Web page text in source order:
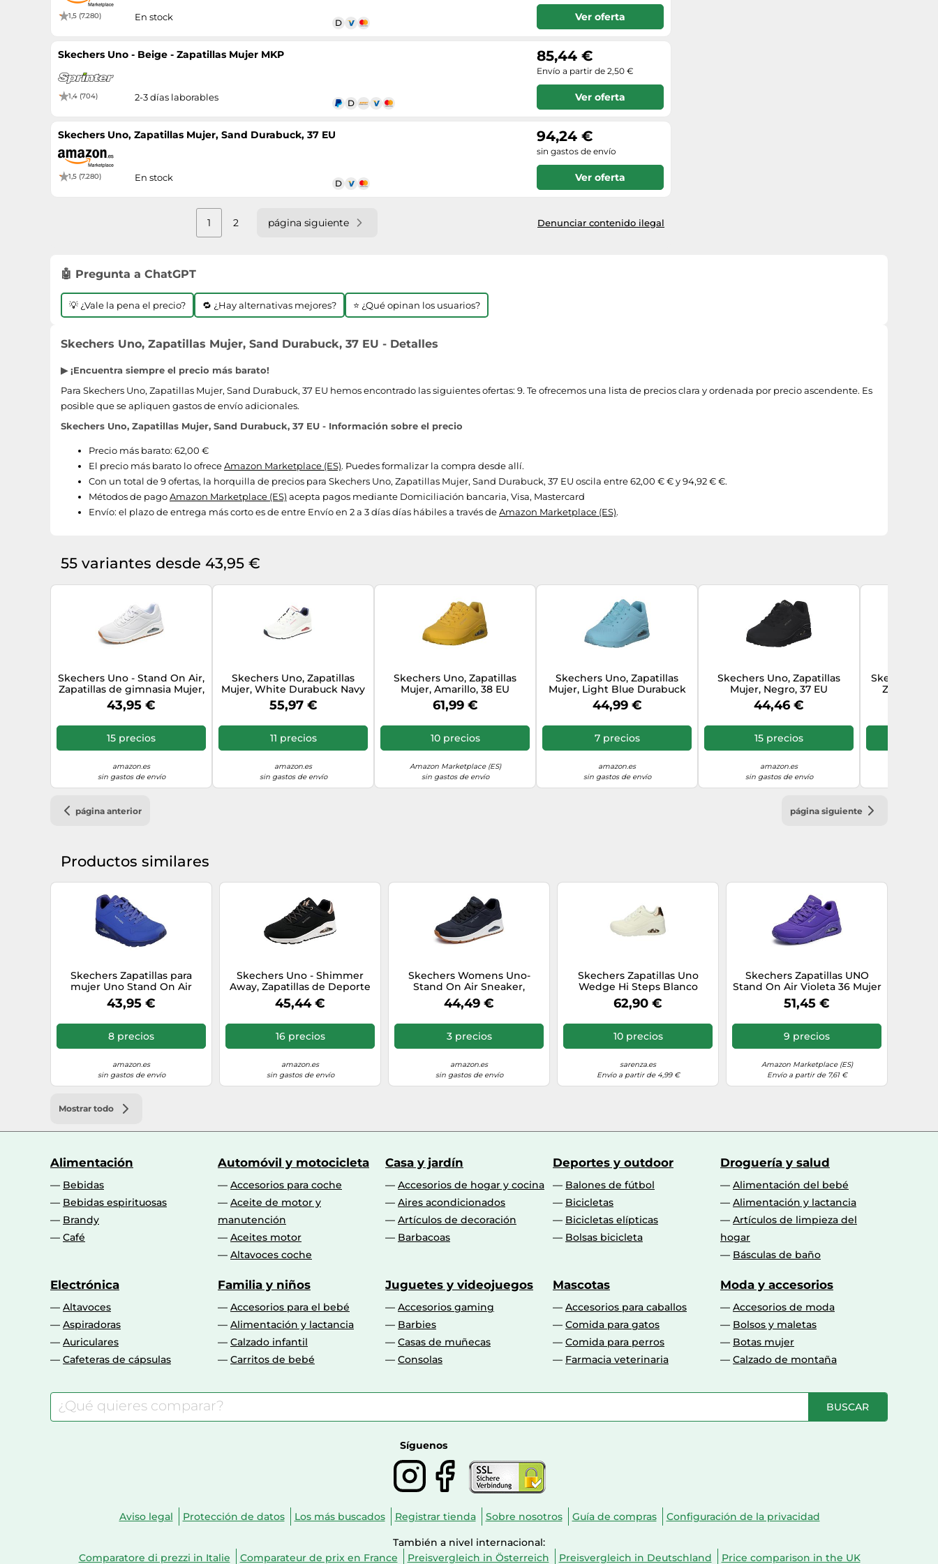
1,5 (7.280) En stock Ver oferta
Skechers Uno - Beige - Zapatillas Mujer MKP
1,4 (704) 2-3 días laborables
85,44 €
Envío a partir de 2,50 €
Ver oferta
Skechers Uno, Zapatillas Mujer, Sand Durabuck, 37 EU
1,5 (7.280) En stock
94,24 €
sin gastos de envío
Ver oferta
1 2 página siguiente Denunciar contenido ilegal
🤖 Pregunta a ChatGPT
💡 ¿Vale la pena el precio? 🔁 ¿Hay alternativas mejores? ⭐ ¿Qué opinan los usuarios?
Skechers Uno, Zapatillas Mujer, Sand Durabuck, 37 EU - Detalles
▶ ¡Encuentra siempre el precio más barato!
Para Skechers Uno, Zapatillas Mujer, Sand Durabuck, 37 EU hemos encontrado las siguientes ofertas: 9. Te ofrecemos una lista de precios clara y ordenada por precio ascendente. Es
posible que se apliquen gastos de envío adicionales.
Skechers Uno, Zapatillas Mujer, Sand Durabuck, 37 EU - Información sobre el precio
Precio más barato: 62,00 €
El precio más barato lo ofreceAmazon Marketplace (ES). Puedes formalizar la compra desde allí.
Con un total de 9 ofertas, la horquilla de precios para Skechers Uno, Zapatillas Mujer, Sand Durabuck, 37 EU oscila entre 62,00 € € y 94,92 € €.
Métodos de pagoAmazon Marketplace (ES) acepta pagos mediante Domiciliación bancaria, Visa, Mastercard
Envío: el plazo de entrega más corto es de entre Envío en 2 a 3 días días hábiles a través deAmazon Marketplace (ES).
55 variantes desde 43,95 €
Skechers Uno - Stand On Air,
Zapatillas de gimnasia Mujer,
White Snow Flakes, 38 EU
43,95 €
15 precios
amazon.es
sin gastos de envío
Skechers Uno, Zapatillas
Mujer, White Durabuck Navy
Red Trim, 37 EU
55,97 €
11 precios
amazon.es
sin gastos de envío
Skechers Uno, Zapatillas
Mujer, Amarillo, 38 EU
61,99 €
10 precios
Amazon Marketplace (ES)
sin gastos de envío
Skechers Uno, Zapatillas
Mujer, Light Blue Durabuck
Mesh, 37 EU
44,99 €
7 precios
amazon.es
sin gastos de envío
Skechers Uno, Zapatillas
Mujer, Negro, 37 EU
44,46 €
15 precios
amazon.es
sin gastos de envío
Skechers
Zapatillas
página anterior página siguiente
Productos similares
Skechers Zapatillas para
mujer Uno Stand On Air
Durabuck y malla Marina
Militar 41 EU
43,95 €
8 precios
amazon.es
sin gastos de envío
Skechers Uno - Shimmer
Away, Zapatillas de Deporte
Mujer, Black Durabuck Rose
Gold Duraleather Trim, 40 EU
45,44 €
16 precios
amazon.es
sin gastos de envío
Skechers Womens Uno-
Stand On Air Sneaker,
Zapatillas de Gimnasia Mujer,
Negro Blanco, 38.5 EU
44,49 €
3 precios
amazon.es
sin gastos de envío
Skechers Zapatillas Uno
Wedge Hi Steps Blanco
62,90 €
10 precios
sarenza.es
Envío a partir de 4,99 €
Skechers Zapatillas UNO
Stand On Air Violeta 36 Mujer
51,45 €
9 precios
Amazon Marketplace (ES)
Envío a partir de 7,61 €
Mostrar todo
Alimentación
Bebidas
Bebidas espirituosas
Brandy
Café
Automóvil y motocicleta
Accesorios para coche
Aceite de motor y
manutención
Aceites motor
Altavoces coche
Casa y jardín
Accesorios de hogar y cocina
Aires acondicionados
Artículos de decoración
Barbacoas
Deportes y outdoor
Balones de fútbol
Bicicletas
Bicicletas elípticas
Bolsas bicicleta
Droguería y salud
Alimentación del bebé
Alimentación y lactancia
Artículos de limpieza del
hogar
Básculas de baño
Electrónica
Altavoces
Aspiradoras
Auriculares
Cafeteras de cápsulas
Familia y niños
Accesorios para el bebé
Alimentación y lactancia
Calzado infantil
Carritos de bebé
Juguetes y videojuegos
Accesorios gaming
Barbies
Casas de muñecas
Consolas
Mascotas
Accesorios para caballos
Comida para gatos
Comida para perros
Farmacia veterinaria
Moda y accesorios
Accesorios de moda
Bolsos y maletas
Botas mujer
Calzado de montaña
BUSCAR
Síguenos
Aviso legal Protección de datos Los más buscados Registrar tienda Sobre nosotros Guía de compras Configuración de la privacidad
También a nivel internacional:
Comparatore di prezzi in Italie
Comparateur de prix en France Preisvergleich in Österreich Preisvergleich in Deutschland Price comparison in the UK